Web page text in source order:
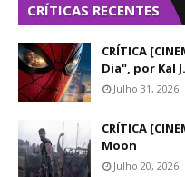
CRÍTICAS RECENTES
CRÍTICA
Dia", por Kal
Julho 31, 2026
CRÍTICA
Moon
Julho 20, 2026